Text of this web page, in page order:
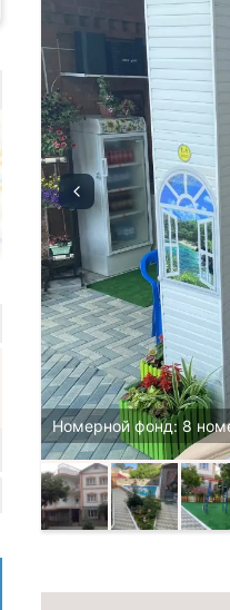
Номерной фонд: 8